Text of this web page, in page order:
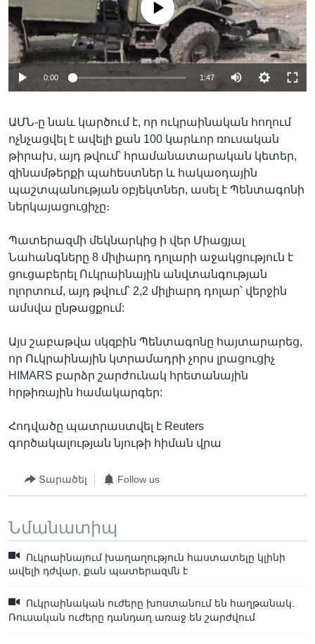
0:00 1:47
ԱՄՆ-ը նաև կարծում է, որ ուկրաինական հողում
ոչնչացվել է ավելի քան 100 կարևոր ռուսական
թիրախ, այդ թվում՝ հրամանատարական կետեր,
զինամթերքի պահեստներ և հակաօդային
պաշտպանության օբյեկտներ, ասել է Պենտագոնի
ներկայացուցիչը։
Պատերազմի մեկնարկից ի վեր Միացյալ
Նահանգները 8 միլիարդ դոլարի աջակցություն է
ցուցաբերել Ուկրաինային անվտանգության
ոլորտում, այդ թվում՝ 2,2 միլիարդ դոլար՝ վերջին
ամսվա ընթացքում:
Այս շաբաթվա սկզբին Պենտագոնը հայտարարեց,
որ Ուկրաինային կտրամադրի չորս լրացուցիչ
HIMARS բարձր շարժունակ հրետանային
հրթիռային համակարգեր:
Հոդվածը պատրաստվել է Reuters
գործակալության նյութի հիման վրա
Տարածել Follow us
Նմանատիպ
Ուկրաինայում խաղաղություն հաստատելը կլինի
ավելի դժվար, քան պատերազմն է
Ուկրաինական ուժերը խոստանում են հաղթանակ.
Ռուսական ուժերը դանդաղ առաջ են շարժվում